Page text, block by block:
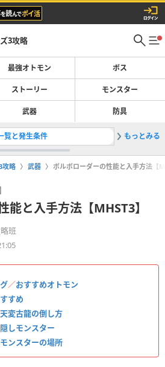
3攻略
最強オトモン ボス
ストーリー モンスター
武器 防具
覧と発生条件 2ストー
もっとみる
攻略 武器 ボルボローダーの性能と入手方法【
能と入手方法【MHST3】
班
／おすすめオトモン
すめ
天変古龍の倒し方
隠しモンスター
ンスターの場所